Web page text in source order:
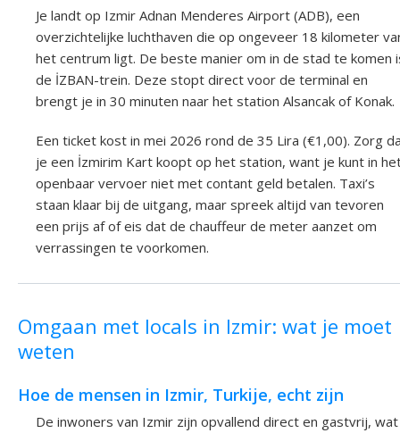
Je landt op Izmir Adnan Menderes Airport (ADB), een
overzichtelijke luchthaven die op ongeveer 18 kilometer
het centrum ligt. De beste manier om in de stad te komen
de İZBAN-trein. Deze stopt direct voor de terminal en
brengt je in 30 minuten naar het station Alsancak of Konak.
Een ticket kost in mei 2026 rond de 35 Lira (€1,00). Zorg
je een İzmirim Kart koopt op het station, want je kunt in
openbaar vervoer niet met contant geld betalen. Taxi’s
staan klaar bij de uitgang, maar spreek altijd van tevoren
een prijs af of eis dat de chauffeur de meter aanzet om
verrassingen te voorkomen.
Omgaan met locals in Izmir: wat je moet
weten
Hoe de mensen in Izmir, Turkije, echt zijn
De inwoners van Izmir zijn opvallend direct en gastvrij, wat